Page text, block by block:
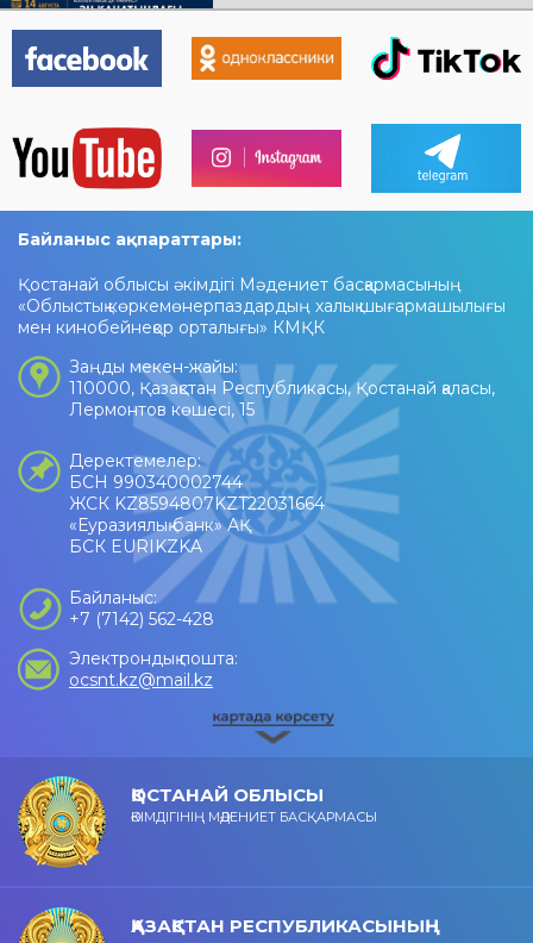
Байланыс ақпараттары:
Қостанай облысы әкімдігі Мәдениет басқармасының
«Облыстық көркемөнерпаздардың халық шығармашылығы
мен кинобейнеқор орталығы» КМҚК
Заңды мекен-жайы:
110000, Қазақстан Республикасы, Қостанай қаласы,
Лермонтов көшесі, 15
Деректемелер:
БСН 990340002744
ЖСК KZ8594807KZT22031664
«Еуразиялық банк» АҚ
БСК EURIKZKA
Байланыс:
+7 (7142) 562-428
Электрондық пошта:
ocsnt.kz@mail.kz
ҚОСТАНАЙ ОБЛЫСЫ
ӘКІМДІГІНІҢ МӘДЕНИЕТ БАСҚАРМАСЫ
ҚАЗАҚСТАН РЕСПУБЛИКАСЫНЫҢ